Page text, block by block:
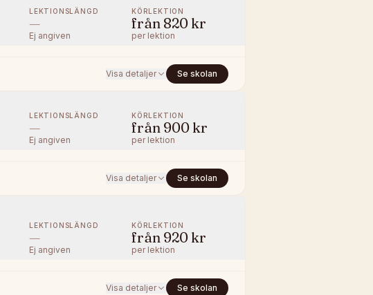
LEKTIONSLÄNGD
—
Ej angiven
KÖRLEKTION
från 820 kr
per lektion
Visa detaljer Se skolan
LEKTIONSLÄNGD
—
Ej angiven
KÖRLEKTION
från 900 kr
per lektion
Visa detaljer Se skolan
LEKTIONSLÄNGD
—
Ej angiven
KÖRLEKTION
från 920 kr
per lektion
Visa detaljer Se skolan